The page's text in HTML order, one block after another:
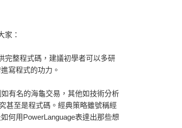
家：
完整程式碼，建議初學者可以多研
寫程式的功力。
有名的海龜交易，其他如技術分析
甚至是程式碼。經典策略雖號稱經
何用PowerLanguage表達出那些想